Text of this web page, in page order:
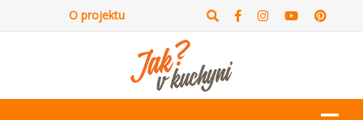
O projektu